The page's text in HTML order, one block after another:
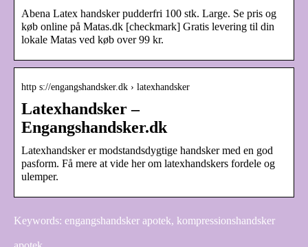
Abena Latex handsker pudderfri 100 stk. Large. Se pris og
køb online på Matas.dk [checkmark] Gratis levering til din
lokale Matas ved køb over 99 kr.
http s://engangshandsker.dk › latexhandsker
Latexhandsker –
Engangshandsker.dk
Latexhandsker er modstandsdygtige handsker med en god
pasform. Få mere at vide her om latexhandskers fordele og
ulemper.
Keywords: engangshandsker apotek, kompressionshandsker